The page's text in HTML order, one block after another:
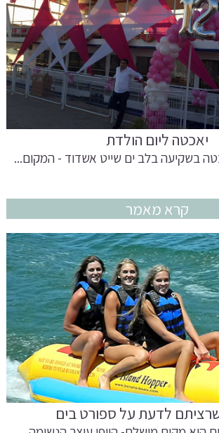
יאכטה ליום הולדת
בשקיעה בלב ים שייט אשדוד - המקום...
קרא מאמר
לדעת על ספורט בים